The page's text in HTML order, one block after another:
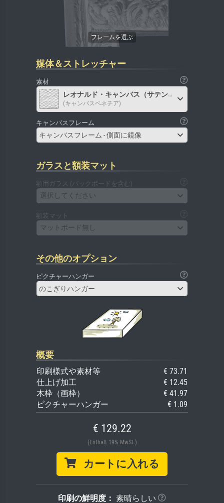
媒体＆ストレッチャー
素材
レオナルド・キャンバス（サテン）
(キャンバスベネチア)
キャンバスフレーム
キャンバスフレーム - 側面に鏡像
ガラスと額装マット
額用ガラス (バックボードを含む)
選択してください
額装マット
マットボード無し
その他のオプション
ピクチャーハンガー
のこぎりハンガー
概要
印刷様式や素材等
€ 73.71
仕上げ加工
€ 12.45
木枠（画枠）
€ 41.97
ピクチャーハンガー
€ 1.09
€ 129.22
(Enthält 19% MwSt.)
カートに入れる
印刷の鮮明度： 素晴らしい